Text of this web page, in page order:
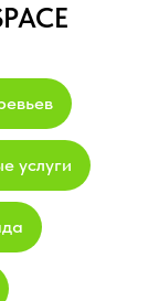
услуги